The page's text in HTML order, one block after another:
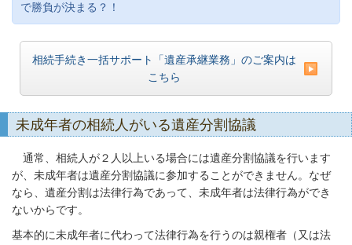
で勝負が決まる？！
相続手続き一括サポート「遺産承継業務」のご案内は
こちら
未成年者の相続人がいる遺産分割協議
通常、相続人が２人以上いる場合には遺産分割協議を行います
が、未成年者は遺産分割協議に参加することができません。なぜ
なら、遺産分割は法律行為であって、未成年者は法律行為ができ
ないからです。
基本的に未成年者に代わって法律行為を行うのは親権者（又は法